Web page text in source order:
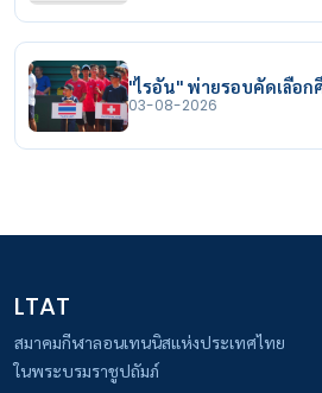
"ไรอัน" พ่ายรอบคัดเลือก
03-08-2026
LTAT
สมาคมกีฬาลอนเทนนิสแห่งประเทศไทย
ในพระบรมราชูปถัมภ์